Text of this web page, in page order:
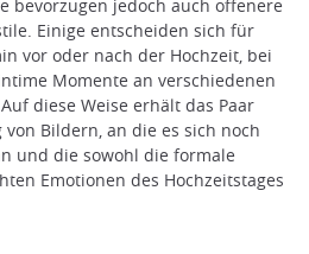
bevorzugen jedoch auch offenere
Einige entscheiden sich für
vor oder nach der Hochzeit, bei
Momente an verschiedenen
diese Weise erhält das Paar
Bildern, an die es sich noch
und die sowohl die formale
Emotionen des Hochzeitstages